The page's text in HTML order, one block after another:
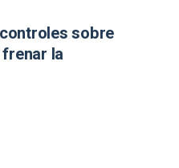
sobre
la